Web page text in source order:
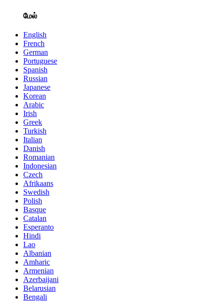
மேல்
English
French
German
Portuguese
Spanish
Russian
Japanese
Korean
Arabic
Irish
Greek
Turkish
Italian
Danish
Romanian
Indonesian
Czech
Afrikaans
Swedish
Polish
Basque
Catalan
Esperanto
Hindi
Lao
Albanian
Amharic
Armenian
Azerbaijani
Belarusian
Bengali